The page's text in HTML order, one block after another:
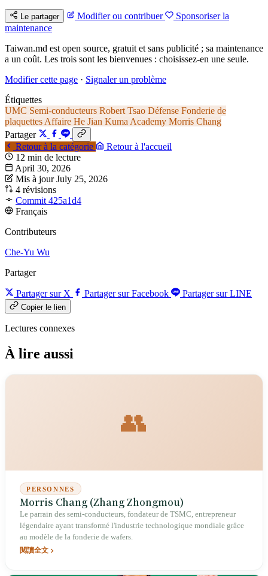
Le partager Modifier ou contribuer
Sponsoriser la
maintenance
Taiwan.md est open source, gratuit et sans publicité ; sa maintenance
a un coût. Les trois sont les bienvenues : choisissez-en une seule.
Modifier cette page · Signaler un problème
Étiquettes
UMC Semi-conducteurs Robert Tsao Défense Fonderie de
plaquettesAffaire He Jian Kuma Academy Morris Chang
Partager
Retour à la catégorie
Retour à l'accueil
12 min de lecture
April 30, 2026
Mis à jour July 25, 2026
4 révisions
Commit 425a1d4
Français
Contributeurs
Che-Yu Wu
Partager
Partager sur X Partager sur Facebook Partager sur LINE
Copier le lien
Lectures connexes
À lire aussi
👥
PERSONNES
Morris Chang (Zhang Zhongmou)
Le parrain des semi-conducteurs, fondateur de TSMC, entrepreneur
légendaire ayant transformé l'industrie technologique mondiale grâce
au modèle de la fonderie de wafers.
閱讀全文